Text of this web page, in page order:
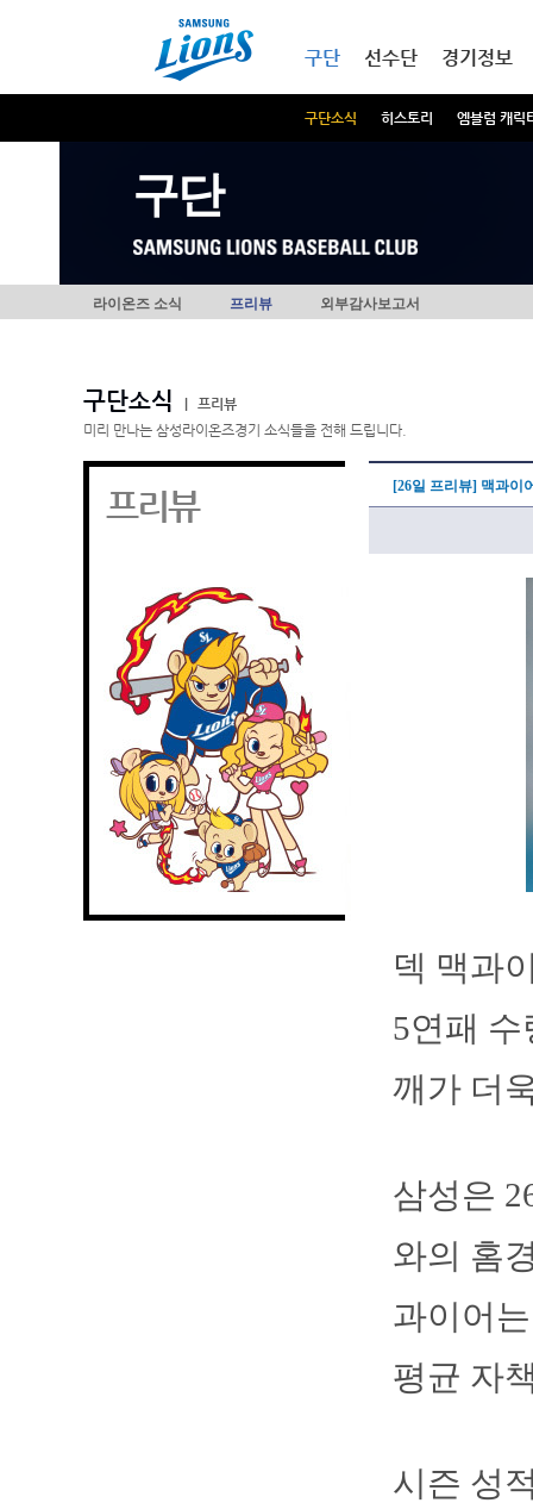
구단
구단소식 히스토리 엠블럼 캐릭
선수단 경기정보
구단
라이온즈 소식 프리뷰 외부감사보고서
구단소식
프리뷰
미리 만나는 삼성라이온즈경기 소식들을 전해 드립니다.
프리뷰 [26일 프리뷰] 맥과이
덱 맥과
5연패
깨가 더
삼성은
와의 홈
과이어
평균 자
시즌 성